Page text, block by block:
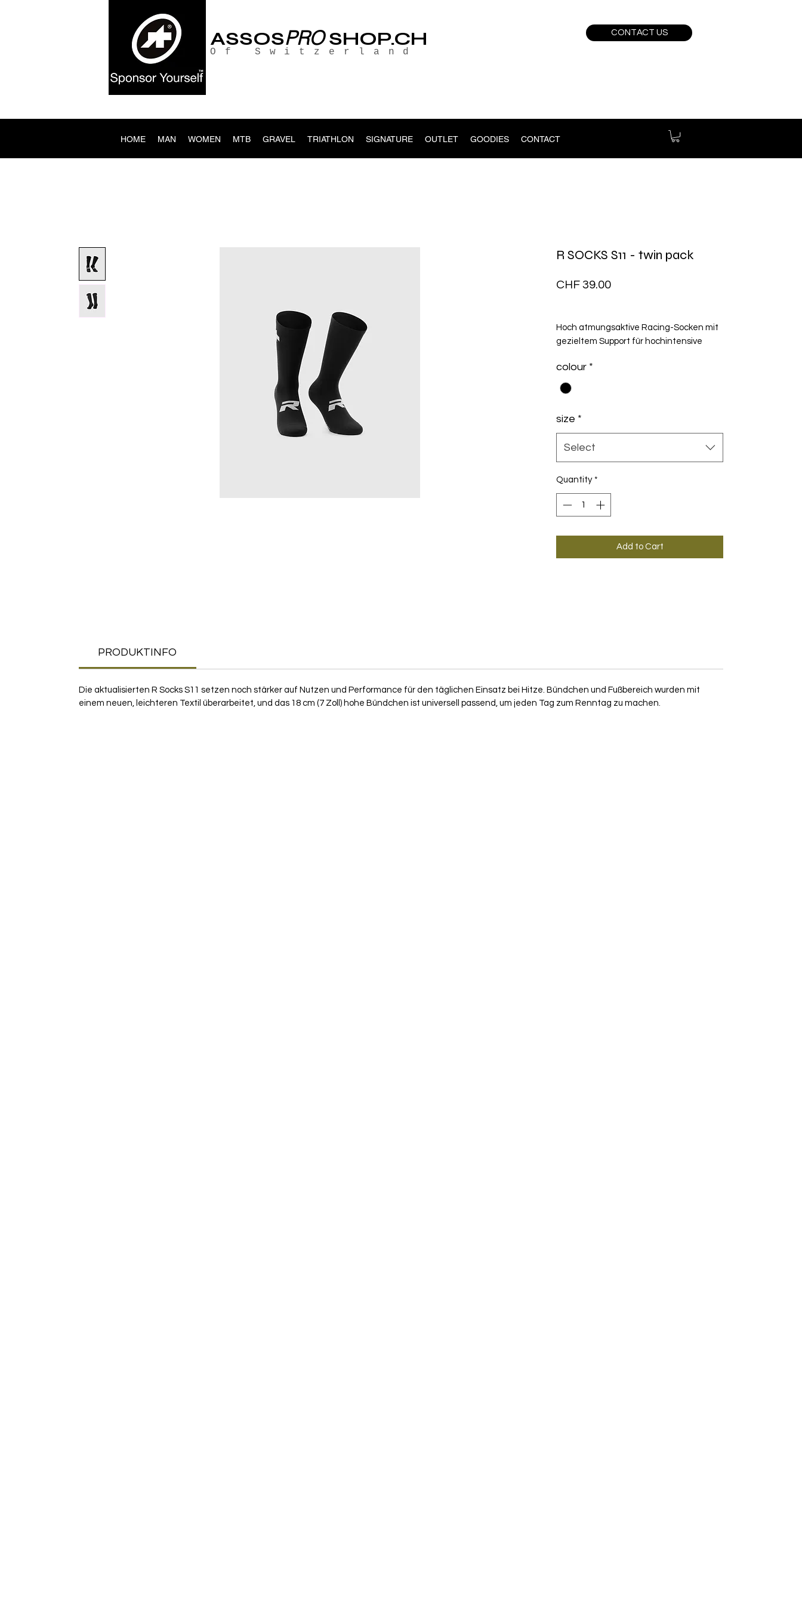
ASSOSPROSHOP.CH
Of Switzerland
CONTACT US
HOME MAN WOMEN MTB GRAVEL TRIATHLON SIGNATURE OUTLET GOODIES CONTACT
R SOCKS S11 - twin pack
CHF 39.00Price
Hoch atmungsaktive Racing-Socken mit
gezieltem Support für hochintensive
aktualisiert mit einer leichteren
Konstruktion für mehr Atmungsaktivität
und kühlenden Luftstrom.
colour *
size *
Select
Quantity *
Add to Cart
PRODUKTINFO
Die aktualisierten R Socks S11 setzen noch stärker auf Nutzen und Performance für den täglichen Einsatz bei Hitze. Bündchen und Fußbereich wurden mit
einem neuen, leichteren Textil überarbeitet, und das 18 cm (7 Zoll) hohe Bündchen ist universell passend, um jeden Tag zum Renntag zu machen.